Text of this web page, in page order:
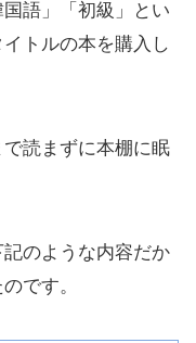
語」「初級」とい
トルの本を購入し
読まずに本棚に眠
のような内容だか
です。